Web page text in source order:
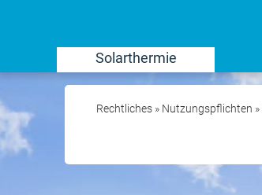
Solarthermie
Rechtliches » Nutzungspflichten »